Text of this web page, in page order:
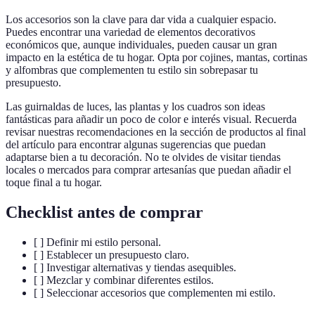
Los accesorios son la clave para dar vida a cualquier espacio.
Puedes encontrar una variedad de elementos decorativos
económicos que, aunque individuales, pueden causar un gran
impacto en la estética de tu hogar. Opta por cojines, mantas, cortinas
y alfombras que complementen tu estilo sin sobrepasar tu
presupuesto.
Las guirnaldas de luces, las plantas y los cuadros son ideas
fantásticas para añadir un poco de color e interés visual. Recuerda
revisar nuestras recomendaciones en la sección de productos al final
del artículo para encontrar algunas sugerencias que puedan
adaptarse bien a tu decoración. No te olvides de visitar tiendas
locales o mercados para comprar artesanías que puedan añadir el
toque final a tu hogar.
Checklist antes de comprar
[ ] Definir mi estilo personal.
[ ] Establecer un presupuesto claro.
[ ] Investigar alternativas y tiendas asequibles.
[ ] Mezclar y combinar diferentes estilos.
[ ] Seleccionar accesorios que complementen mi estilo.